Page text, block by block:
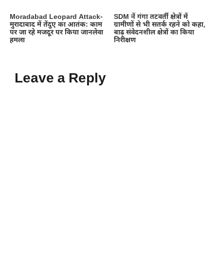
Moradabad Leopard Attack-
मुरादाबाद में तेंदुए का आतंक: काम
पर जा रहे मजदूर पर किया जानलेवा
हमला
SDM नें गंगा तटवर्ती क्षेत्रों में
ग्रामीणों से भी सतर्क रहने को कहा,
बाढ़ संवेदनशील क्षेत्रों का किया
निरीक्षण
Leave a Reply